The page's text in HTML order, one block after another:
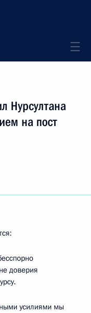
Нурсултана
на пост
доверия
усилиями мы